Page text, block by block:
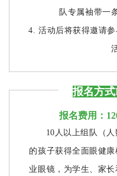
队专属袖带一
4. 活动后将获得邀请
报名方
报名费用：
10人以上组队（
的孩子获得全面眼健
业眼镜，为学生、家长